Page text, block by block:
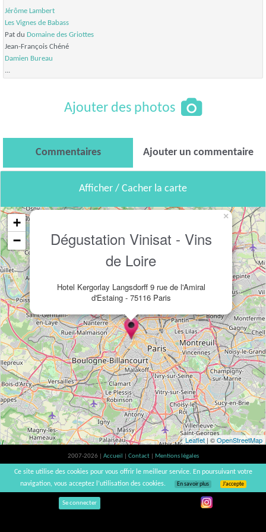
Jérôme Lambert
Les Vignes de Babass
Pat du Domaine des Griottes
Jean-François Chéné
Damien Bureau
...
Ajouter des photos
Commentaires Ajouter un commentaire
Afficher / Cacher la carte
Dégustation Vinisat - Vins
de Loire
Hotel Kergorlay Langsdorff 9 rue de l'Amiral
d'Estaing - 75116 Paris
×
+
−
Leaflet | ©OpenStreetMap
2007-2026 | Accueil Contact
Mentions légales
L'abus d'alcool est dangereux pour la santé, à consommer avec modération. |
vinsnaturels | v3.12
Se connecter
Ce site utilise des cookies pour vous offrir le meilleur service. En poursuivant votre
navigation, vous acceptez l’utilisation des cookies.
En savoir plus J’accepte